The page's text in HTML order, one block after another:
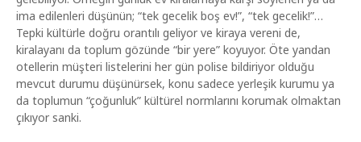
ima edilenleri düşünün; “tek gecelik boş ev!”, “tek gecelik!”…
Tepki kültürle doğru orantılı geliyor ve kiraya vereni de,
kiralayanı da toplum gözünde “bir yere” koyuyor. Öte yandan
otellerin müşteri listelerini her gün polise bildiriyor olduğu
mevcut durumu düşünürsek, konu sadece yerleşik kurumu ya
da toplumun “çoğunluk” kültürel normlarını korumak olmaktan
çıkıyor sanki.